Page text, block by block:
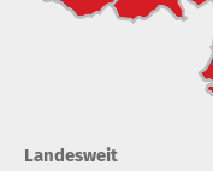
Landesweit